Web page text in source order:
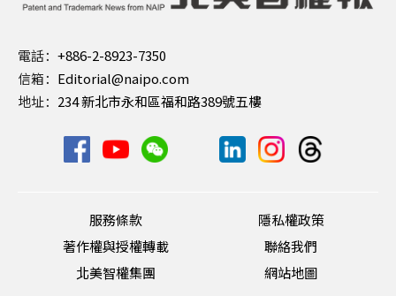
電話： +886-2-8923-7350
信箱： Editorial@naipo.com
地址： 234 新北市永和區福和路389號五樓
服務條款
隱私權政策
著作權與授權轉載
聯絡我們
北美智權集團
網站地圖